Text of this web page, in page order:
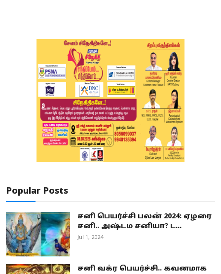
Popular Posts
சனி பெயர்ச்சி பலன் 2024: ஏழரை
சனி.. அஷ்டம சனியா? ட...
Jul 1, 2024
சனி வக்ர பெயர்ச்சி.. கவனமாக